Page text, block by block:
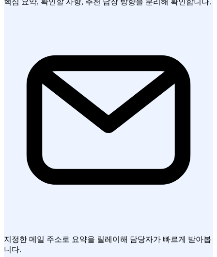
지정한 메일 주소로 요약을 릴레이해 담당자가 빠르게 받아봅
니다.